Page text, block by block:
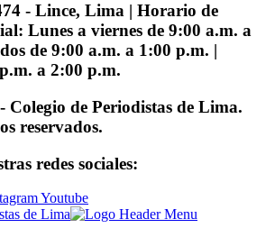
- Lince, Lima | Horario de
Lunes a viernes de 9:00 a.m. a
de 9:00 a.m. a 1:00 p.m. |
a 2:00 p.m.
Colegio de Periodistas de Lima.
reservados.
redes sociales:
Youtube